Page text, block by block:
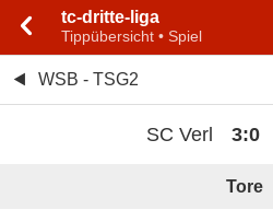
tc-dritte-liga
Tippübersicht • Spiel
WSB - TSG2
SC Verl 3:0
Tore